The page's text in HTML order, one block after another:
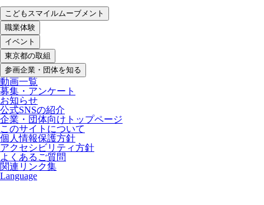
こどもスマイルムーブメント
職業体験
イベント
東京都の取組
参画企業・団体を知る
動画一覧
募集・アンケート
お知らせ
公式SNSの紹介
企業・団体向けトップページ
このサイトについて
個人情報保護方針
アクセシビリティ方針
よくあるご質問
関連リンク集
Language